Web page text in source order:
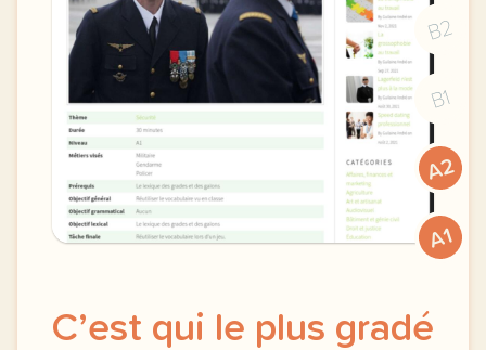
B2
B1
A2
A1
C’est qui le plus gradé